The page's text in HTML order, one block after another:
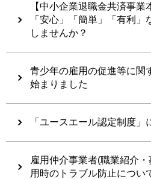
【中小企業退職金共済事業
「安心」「簡単」「有利
しませんか？
青少年の雇用の促進等に関
始まりました
「ユースエール認定制度」
雇用仲介事業者(職業紹介
用時のトラブル防止につい